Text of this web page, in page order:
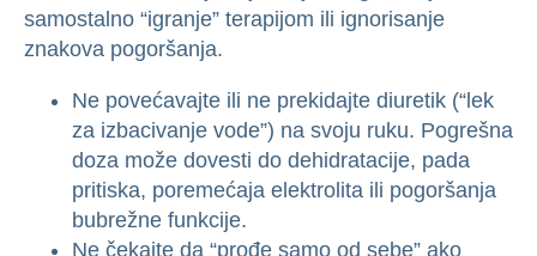
samostalno “igranje” terapijom ili ignorisanje
znakova pogoršanja.
Ne povećavajte ili ne prekidajte diuretik (“lek
za izbacivanje vode”) na svoju ruku. Pogrešna
doza može dovesti do dehidratacije, pada
pritiska, poremećaja elektrolita ili pogoršanja
bubrežne funkcije.
Ne čekajte da “prođe samo od sebe” ako